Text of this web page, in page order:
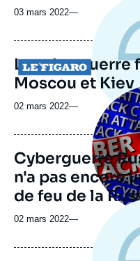
03 mars 2022—
Logo
La cyberguerre
Moscou et Kiev
02 mars 2022—
Image
Cyberguerre
n'a pas encore
de feu de la
02 mars 2022—